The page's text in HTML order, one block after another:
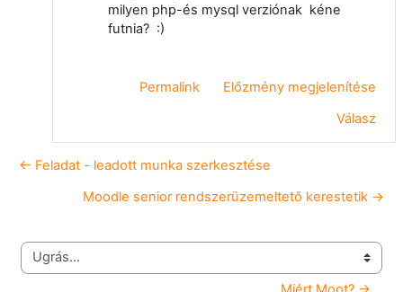
milyen php-és mysql verziónak kéne
futnia? :)
Permalink
Előzmény megjelenítése
Válasz
← Feladat - leadott munka szerkesztése
Moodle senior rendszerüzemeltető kerestetik →
Ugrás...